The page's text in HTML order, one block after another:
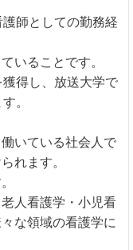
師としての勤務経
いることです。
得し、放送大学で
。
いている社会人で
れます。
人看護学・小児看
な領域の看護学に